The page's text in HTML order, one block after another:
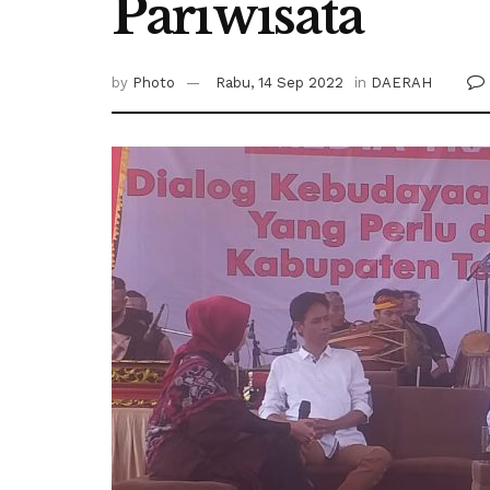
Pariwisata
by Photo Rabu, 14 Sep 2022 in DAERAH